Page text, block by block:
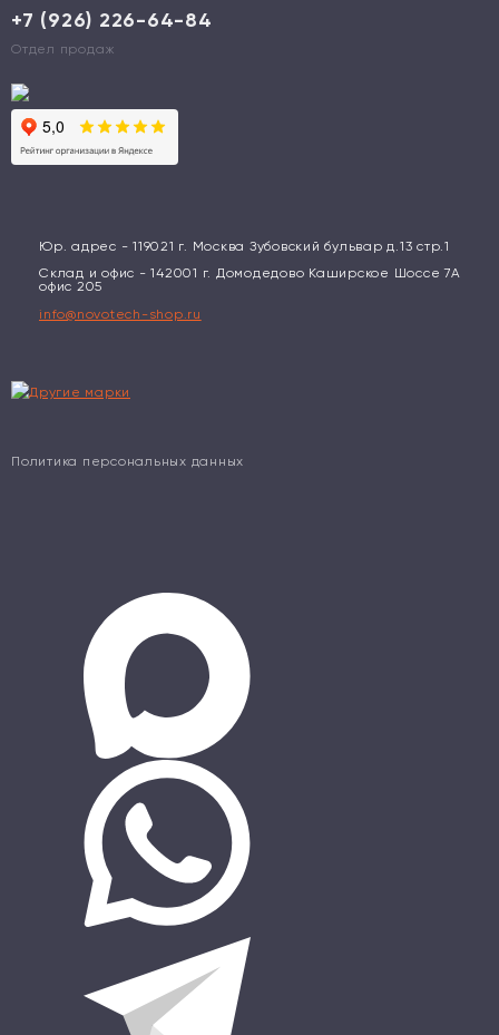
+7 (926) 226-64-84
Отдел продаж
Юр. адрес - 119021 г. Москва Зубовский бульвар д.13 стр.1
Склад и офис - 142001 г. Домодедово Каширское Шоссе 7А
офис 205
info@novotech-shop.ru
Политика персональных данных